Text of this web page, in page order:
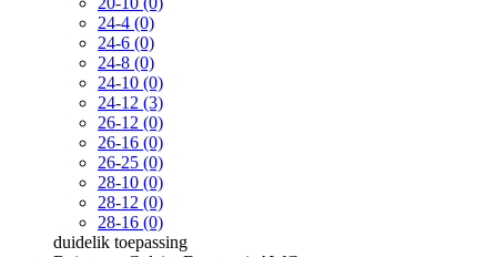
24-4 (0)
24-6 (0)
24-8 (0)
24-10 (0)
24-12 (3)
26-12 (0)
26-16 (0)
26-25 (0)
28-10 (0)
28-12 (0)
28-16 (0)
duidelik toepassing